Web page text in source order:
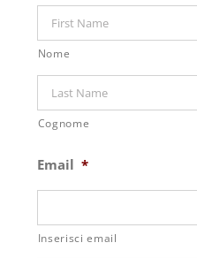
Nome
Cognome
Email *
Inserisci email